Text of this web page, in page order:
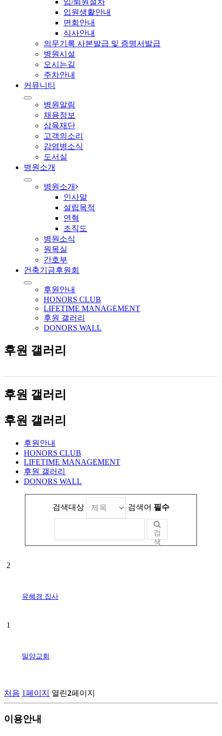
입/퇴원절차
입원생활안내
면회안내
식사안내
의무기록 사본발급 및 증명서발급
병원시설
오시는길
주차안내
커뮤니티
병원알림
채용정보
삼육재단
고객의소리
감염병소식
도서실
병원소개
병원소개
인사말
설립목적
연혁
조직도
병원소식
원목실
간호부
건축기금후원회
후원안내
HONORS CLUB
LIFETIME MANAGEMENT
후원 갤러리
DONORS WALL
후원 갤러리
후원 갤러리
후원 갤러리
후원안내
HONORS CLUB
LIFETIME MANAGEMENT
후원 갤러리
DONORS WALL
검색대상 검색어 필수
검
색
2
유혜경 집사
1
밀양교회
처음 1페이지 열린2페이지
이용안내